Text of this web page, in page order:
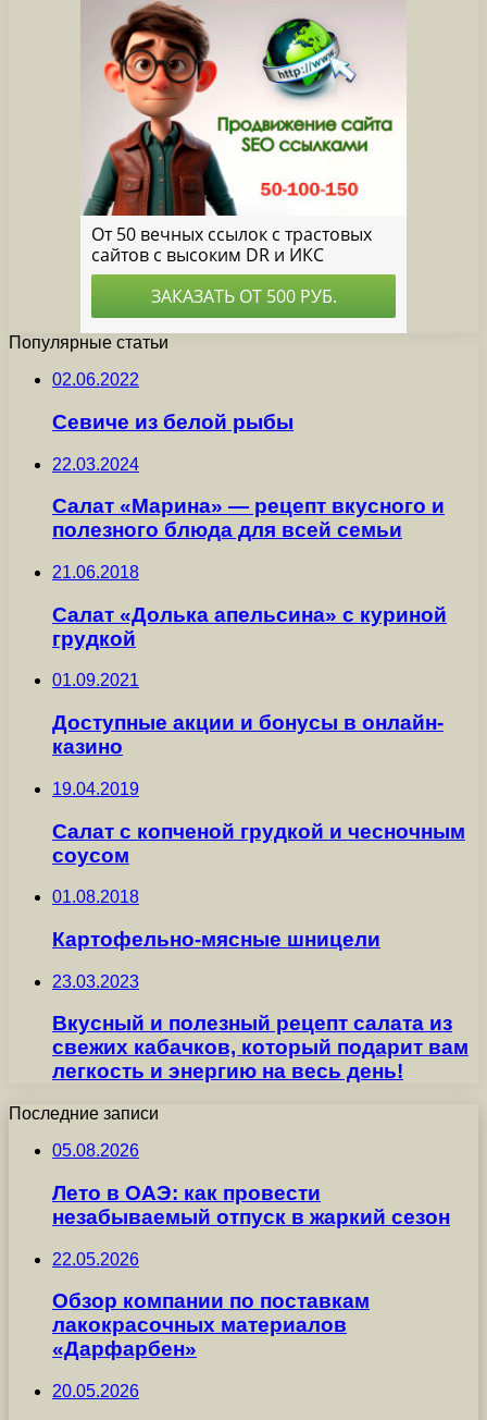
Популярные статьи
02.06.2022
Севиче из белой рыбы
22.03.2024
Салат «Марина» — рецепт вкусного и
полезного блюда для всей семьи
21.06.2018
Салат «Долька апельсина» с куриной
грудкой
01.09.2021
Доступные акции и бонусы в онлайн-
казино
19.04.2019
Салат с копченой грудкой и чесночным
соусом
01.08.2018
Картофельно-мясные шницели
23.03.2023
Вкусный и полезный рецепт салата из
свежих кабачков, который подарит вам
легкость и энергию на весь день!
Последние записи
05.08.2026
Лето в ОАЭ: как провести
незабываемый отпуск в жаркий сезон
22.05.2026
Обзор компании по поставкам
лакокрасочных материалов
«Дарфарбен»
20.05.2026